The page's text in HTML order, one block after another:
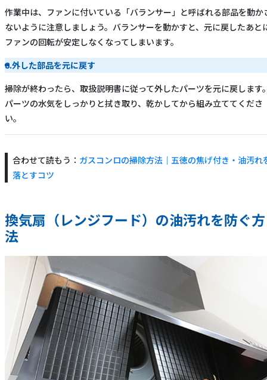
作業中は、ファンに付いている「バランサー」と呼ばれる部品を動か
ないように注意しましょう。バランサーを動かすと、元に戻したあと
ファンの回転が安定しなくなってしまいます。
8.外した部品を元に戻す
掃除が終わったら、取扱説明書に従って外したパーツを元に戻します
パーツの水気をしっかりと拭き取り、乾かしてから組み立ててくださ
い。
合わせて読もう： ガスコンロの掃除方法｜五徳の焦げ付き・油汚れ
落とすコツ
換気扇（レンジフード）の油汚れを防ぐ方
法